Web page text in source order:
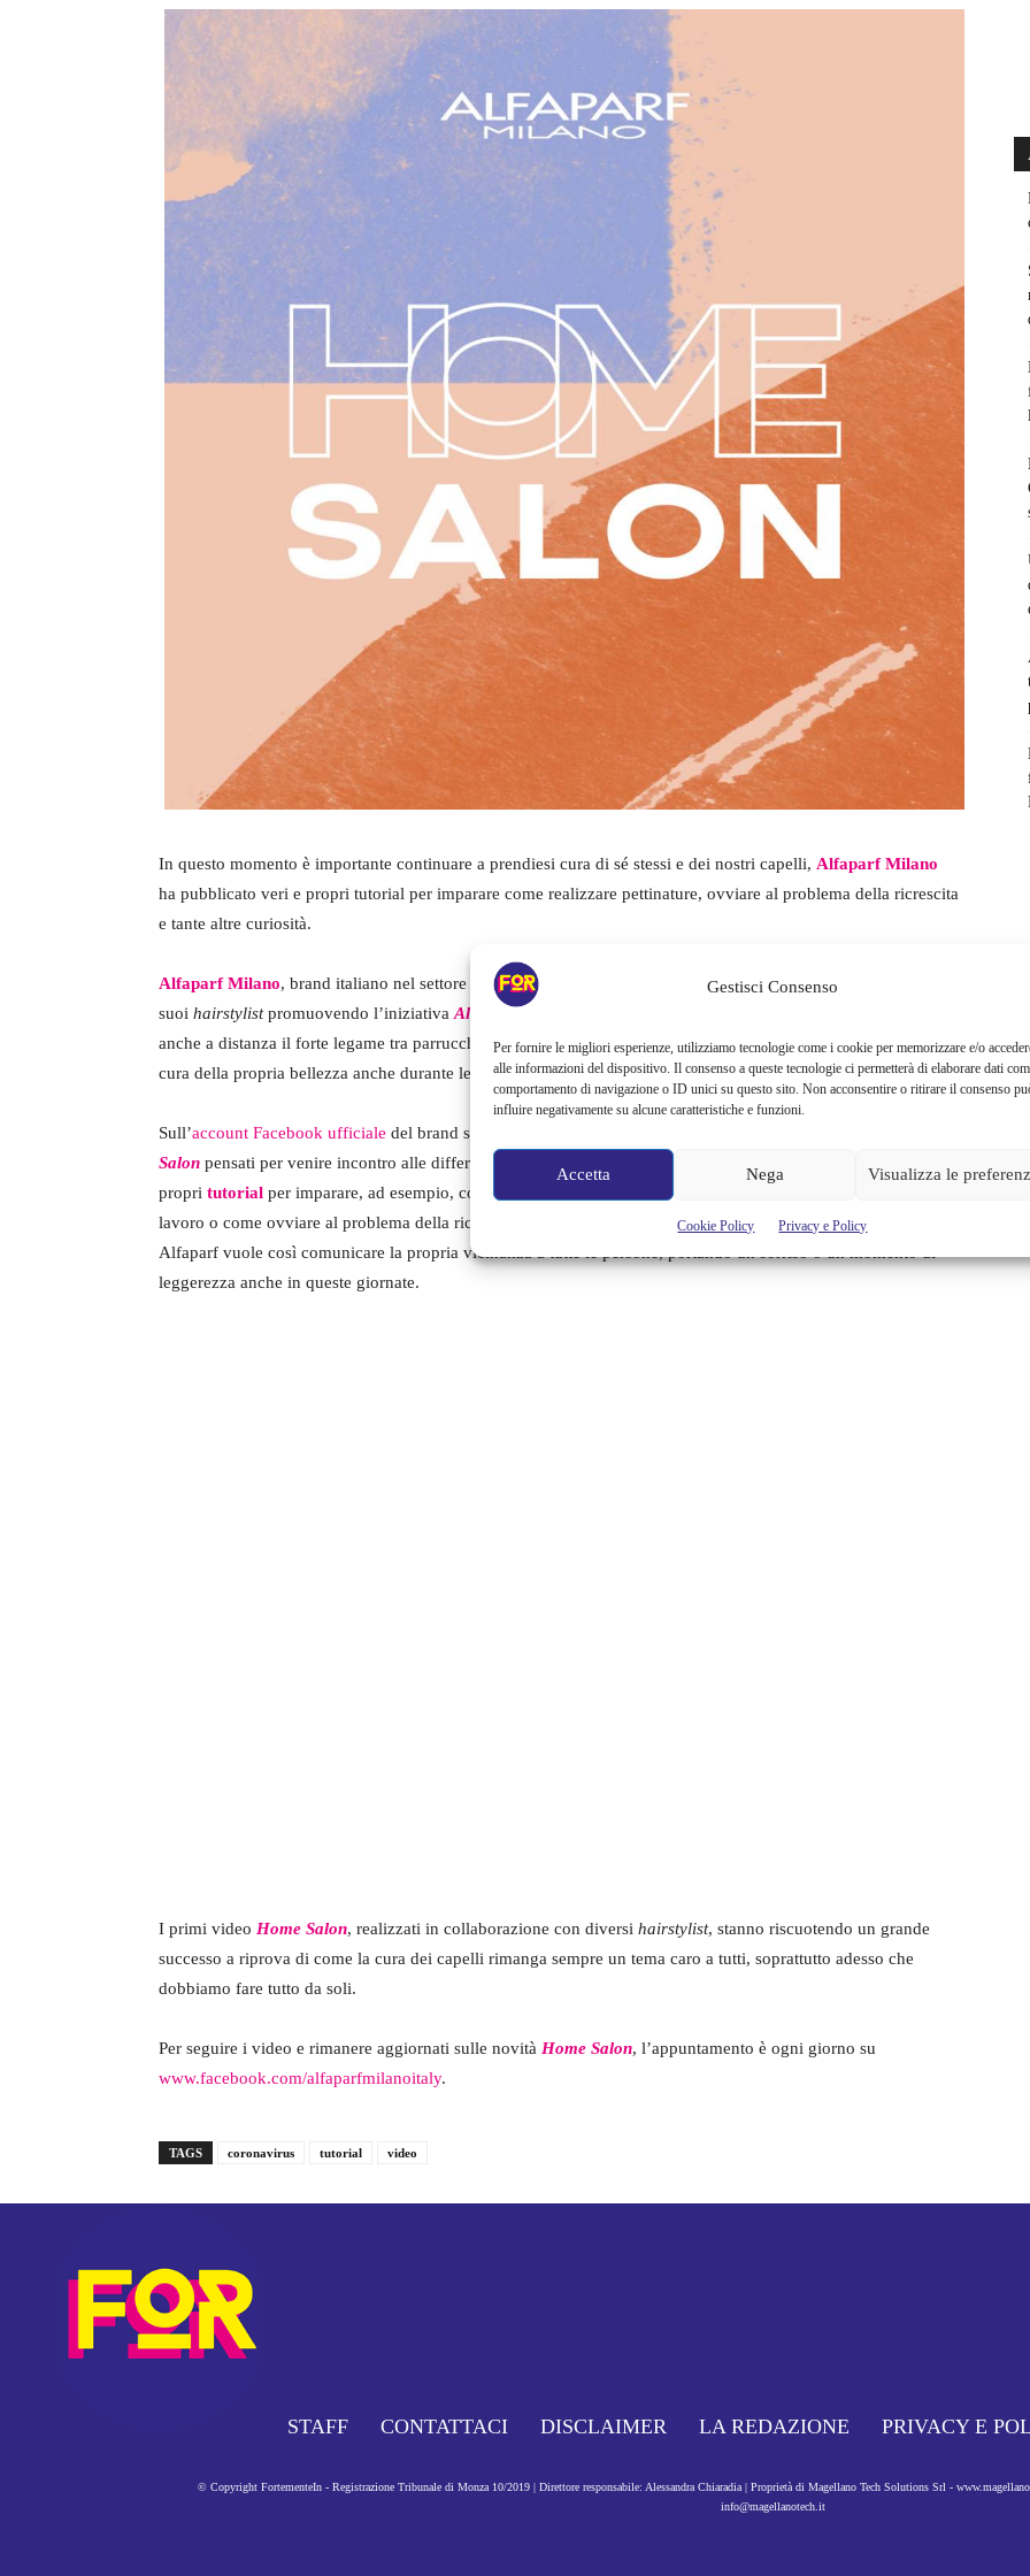
Gestisci Consenso
Per fornire le migliori esperienze, utilizziamo tecnologie come i cookie per memorizzare e/o
alle informazioni del dispositivo. Il consenso a queste tecnologie ci permetterà di elaborare dati
comportamento di navigazione o ID unici su questo sito. Non acconsentire o ritirare il consenso
influire negativamente su alcune caratteristiche e funzioni.
Accetta Nega Visualizza le
Cookie Policy Privacy e Policy
In questo momento è importante continuare a prendiesi cura di sé stessi e dei nostri capelli, Alfaparf Milano
ha pubblicato veri e propri tutorial per imparare come realizzare pettinature, ovviare al problema della ricrescita
e tante altre curiosità.
Alfaparf Milano, brand italiano nel settore dell’hair care professionale, mette a disposizione l’expertise dei
suoi hairstylistpromuovendo l’iniziativa Alfaparf Milano Home Salon
anche a distanza il forte legame tra parrucchieri e clienti. ConHome Salonsarà dunque possibile prendersi
cura della propria bellezza anche durante le giornate di permanenza in casa.
Sull’account Facebook ufficiale del brand sono infatti già disponibili tanti
Salon pensati per venire incontro alle differenti esigenze che potrebbero presentarsi in questi giorni. Veri e
propri tutorial per imparare, ad esempio, come realizzare una facile e veloce pettinatura per una
lavoro o come ovviare al problema della ricrescita e come non rovinarsi i capelli con piastra e phon. Il gruppo
Alfaparf vuole così comunicare la propria vicinanza a tutte le persone, portando un sorriso o un momento di
leggerezza anche in queste giornate.
I primi video Home Salon, realizzati in collaborazione con diversi hairstylist, stanno riscuotendo un grande
successo a riprova di come la cura dei capelli rimanga sempre un tema caro a tutti, soprattutto adesso che
dobbiamo fare tutto da soli.
Per seguire i video e rimanere aggiornati sulle novità Home Salon, l’appuntamento è ogni giorno su
www.facebook.com/alfaparfmilanoitaly.
TAGS coronavirus tutorial video
STAFF CONTATTACI DISCLAIMER LA REDAZIONE PRIVACY E
© Copyright FortementeIn - Registrazione Tribunale di Monza 10/2019 | Direttore responsabile: Alessandra Chiaradia | Proprietà di Magellano Tech Solutions Srl -
info@magellanotech.it